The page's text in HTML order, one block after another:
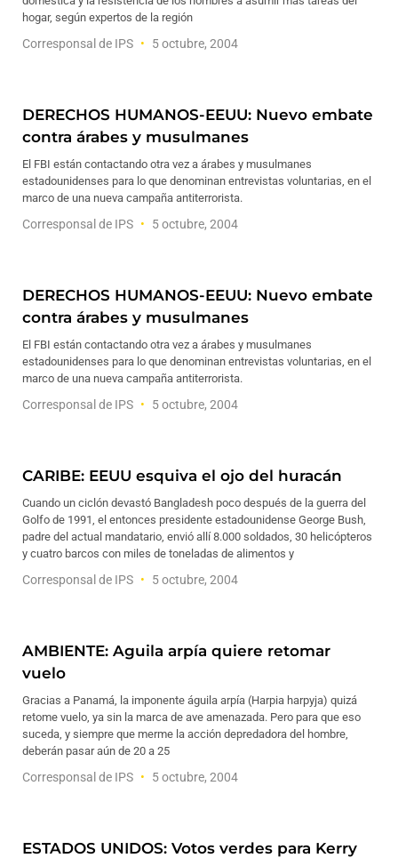
hogar, según expertos de la región
Corresponsal de IPS 5 octubre, 2004
DERECHOS HUMANOS-EEUU: Nuevo embate
contra árabes y musulmanes
El FBI están contactando otra vez a árabes y musulmanes
estadounidenses para lo que denominan entrevistas voluntarias, en el
marco de una nueva campaña antiterrorista.
Corresponsal de IPS 5 octubre, 2004
DERECHOS HUMANOS-EEUU: Nuevo embate
contra árabes y musulmanes
El FBI están contactando otra vez a árabes y musulmanes
estadounidenses para lo que denominan entrevistas voluntarias, en el
marco de una nueva campaña antiterrorista.
Corresponsal de IPS 5 octubre, 2004
CARIBE: EEUU esquiva el ojo del huracán
Cuando un ciclón devastó Bangladesh poco después de la guerra del
Golfo de 1991, el entonces presidente estadounidense George Bush,
padre del actual mandatario, envió allí 8.000 soldados, 30 helicópteros
y cuatro barcos con miles de toneladas de alimentos y
Corresponsal de IPS 5 octubre, 2004
AMBIENTE: Aguila arpía quiere retomar
vuelo
Gracias a Panamá, la imponente águila arpía (Harpia harpyja) quizá
retome vuelo, ya sin la marca de ave amenazada. Pero para que eso
suceda, y siempre que merme la acción depredadora del hombre,
deberán pasar aún de 20 a 25
Corresponsal de IPS 5 octubre, 2004
ESTADOS UNIDOS: Votos verdes para Kerry